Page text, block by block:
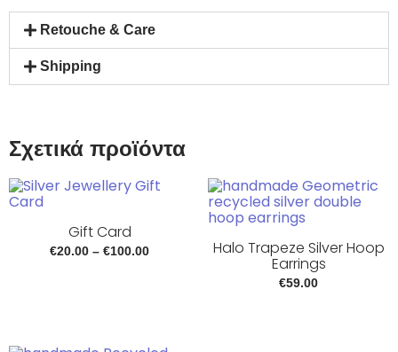
Retouche & Care
Shipping
Σχετικά προϊόντα
Gift Card
€20.00 – €100.00 Halo Trapeze Silver Hoop
Earrings
€59.00